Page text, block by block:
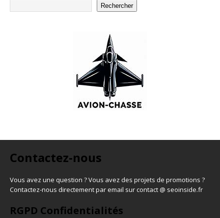
Rechercher
Contactez-nous
Vous avez une question ? Vous avez des projets de promotions ?
Contactez-nous directement par email sur contact @ seoinside.fr
RGPD Confidentialités